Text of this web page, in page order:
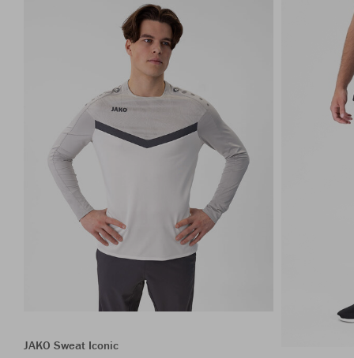
JAKO Sweat Iconic